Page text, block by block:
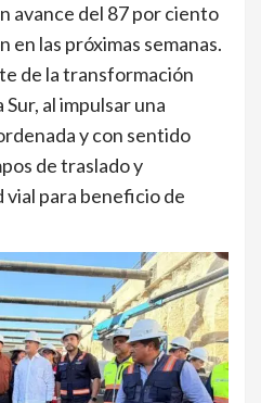
avance del 87 por ciento
en las próximas semanas.
de la transformación
al impulsar una
y con sentido
de traslado y
vial para beneficio de